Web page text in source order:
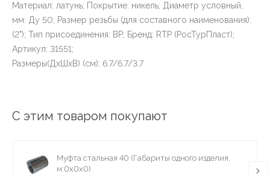
Материал: латунь; Покрытие: никель; Диаметр условный,
мм: Ду 50; Размер резьбы (для составного наименования):
(2"); Тип присоединения: ВР; Бренд: RTP (РосТурПласт);
Артикул: 31551;
Размеры(ДхШхВ) (см): 6.7/6.7/3.7
С этим товаром покупают
Муфта стальная 40 (Габариты одного изделия,
м:0х0х0)